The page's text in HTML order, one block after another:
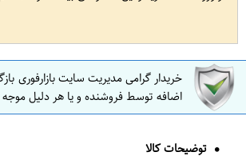
خریدار گرامی مدیریت سایت بازارفوری
اضافه توسط فروشنده و یا هر دلیل
توضیحات کالا